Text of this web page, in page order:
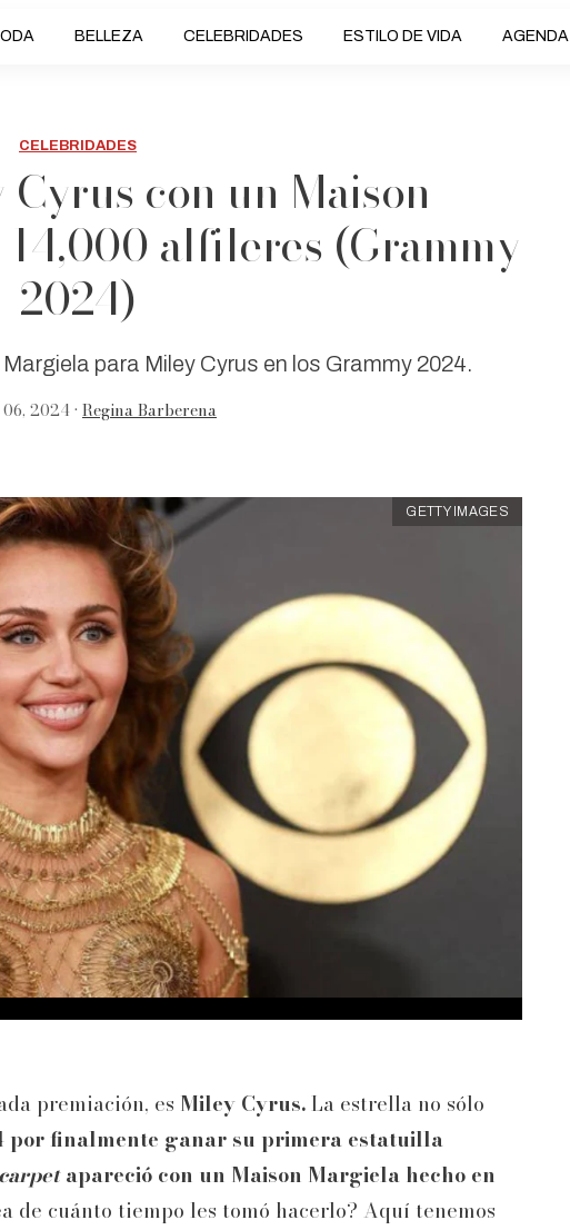
BELLEZA CELEBRIDADES ESTILO DE VIDA AGENDA
CELEBRIDADES
con un Maison
alfileres (Grammy
2024)
para Miley Cyrus en los Grammy 2024.
2024 • Regina Barberena
GETTY IMAGES
premiación, es Miley Cyrus.La estrella no sólo
por finalmente ganar su primera estatuilla
apareció con un Maison Margiela hecho en
de cuánto tiempo les tomó hacerlo? Aquí tenemos